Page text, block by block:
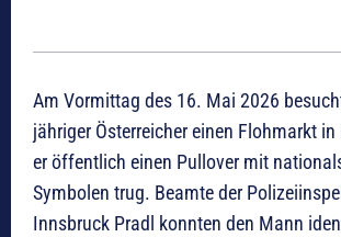
Am Vormittag des 16. Mai 2026
jähriger Österreicher einen Flohmarkt
er öffentlich einen Pullover mit
Symbolen trug. Beamte der
Innsbruck Pradl konnten den Mann